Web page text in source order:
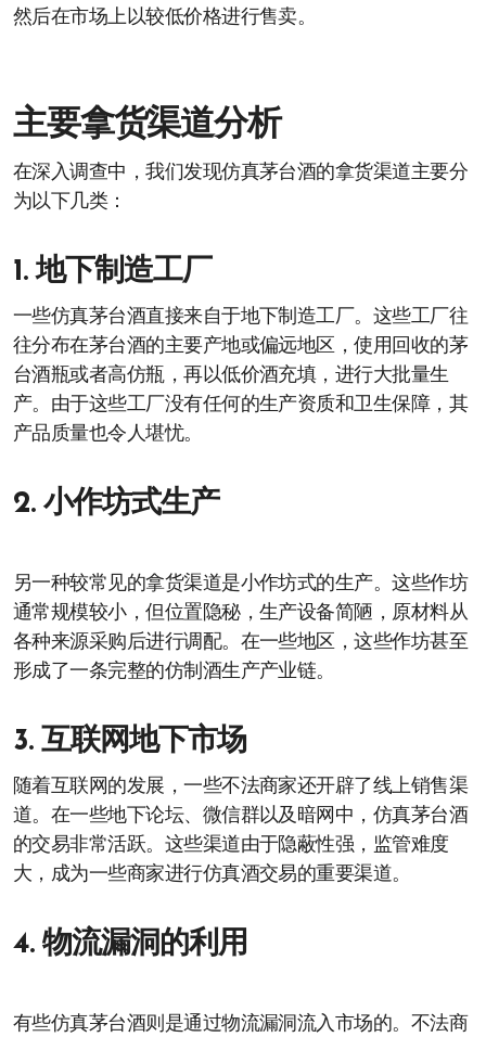
然后在市场上以较低价格进行售卖。
主要拿货渠道分析
在深入调查中，我们发现仿真茅台酒的拿货渠道主要分
为以下几类：
1. 地下制造工厂
一些仿真茅台酒直接来自于地下制造工厂。这些工厂往
往分布在茅台酒的主要产地或偏远地区，使用回收的茅
台酒瓶或者高仿瓶，再以低价酒充填，进行大批量生
产。由于这些工厂没有任何的生产资质和卫生保障，其
产品质量也令人堪忧。
2. 小作坊式生产
另一种较常见的拿货渠道是小作坊式的生产。这些作坊
通常规模较小，但位置隐秘，生产设备简陋，原材料从
各种来源采购后进行调配。在一些地区，这些作坊甚至
形成了一条完整的仿制酒生产产业链。
3. 互联网地下市场
随着互联网的发展，一些不法商家还开辟了线上销售渠
道。在一些地下论坛、微信群以及暗网中，仿真茅台酒
的交易非常活跃。这些渠道由于隐蔽性强，监管难度
大，成为一些商家进行仿真酒交易的重要渠道。
4. 物流漏洞的利用
有些仿真茅台酒则是通过物流漏洞流入市场的。不法商